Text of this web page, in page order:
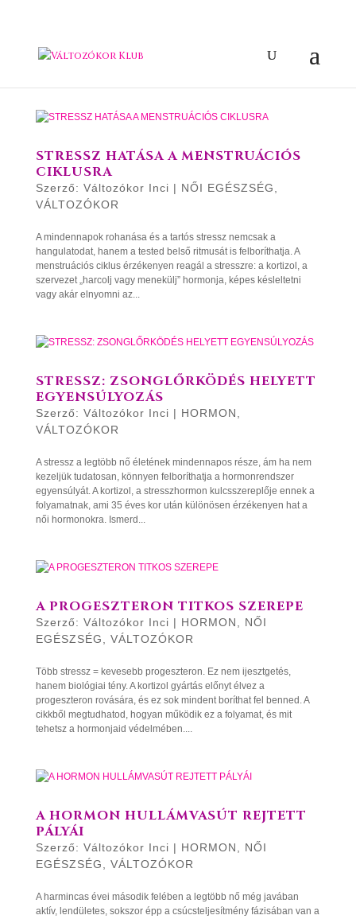
STRESSZ HATÁSA A MENSTRUÁCIÓS
CIKLUSRA
Szerző: Változókor Inci | NŐI EGÉSZSÉG
VÁLTOZÓKOR
A mindennapok rohanása és a tartós stressz nemcsak a
hangulatodat, hanem a tested belső ritmusát is felboríthatja. A
menstruációs ciklus érzékenyen reagál a stresszre: a kortizol, a
szervezet „harcolj vagy menekülj” hormonja, képes késleltetni
vagy akár elnyomni az...
STRESSZ: ZSONGLŐRKÖDÉS HELYETT
EGYENSÚLYOZÁS
Szerző: Változókor Inci | HORMON
VÁLTOZÓKOR
A stressz a legtöbb nő életének mindennapos része, ám ha nem
kezeljük tudatosan, könnyen felboríthatja a hormonrendszer
egyensúlyát. A kortizol, a stresszhormon kulcsszereplője ennek a
folyamatnak, ami 35 éves kor után különösen érzékenyen hat a
női hormonokra. Ismerd...
A PROGESZTERON TITKOS SZEREPE
Szerző: Változókor Inci | HORMON
NŐI
EGÉSZSÉG
VÁLTOZÓKOR
Több stressz = kevesebb progeszteron. Ez nem ijesztgetés,
hanem biológiai tény. A kortizol gyártás előnyt élvez a
progeszteron rovására, és ez sok mindent boríthat fel benned. A
cikkből megtudhatod, hogyan működik ez a folyamat, és mit
tehetsz a hormonjaid védelmében....
A HORMON HULLÁMVASÚT REJTETT
PÁLYÁI
Szerző: Változókor Inci | HORMON
NŐI
EGÉSZSÉG
VÁLTOZÓKOR
A harmincas évei második felében a legtöbb nő még javában
aktív, lendületes, sokszor épp a csúcsteljesítmény fázisában van a